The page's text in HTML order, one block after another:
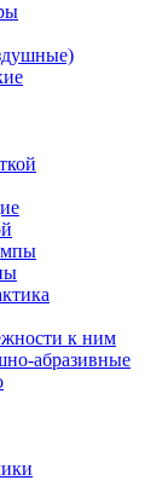
к ним
абразивные